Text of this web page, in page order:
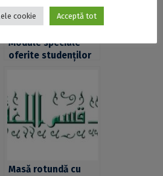
Module speciale
oferite studenților
(co-)organizate de
Centrul pentru
Cooperare
Internațională și
Masă rotundă cu
cookie Acceptă tot